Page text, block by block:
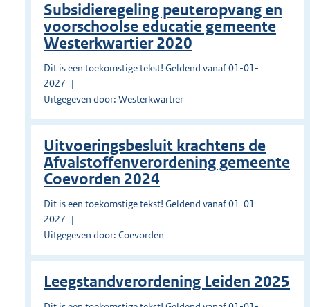
Subsidieregeling peuteropvang en
voorschoolse educatie gemeente
Westerkwartier 2020
Dit is een toekomstige tekst! Geldend vanaf 01-01-
2027
Uitgegeven door: Westerkwartier
Uitvoeringsbesluit krachtens de
Afvalstoffenverordening gemeente
Coevorden 2024
Dit is een toekomstige tekst! Geldend vanaf 01-01-
2027
Uitgegeven door: Coevorden
Leegstandverordening Leiden 2025